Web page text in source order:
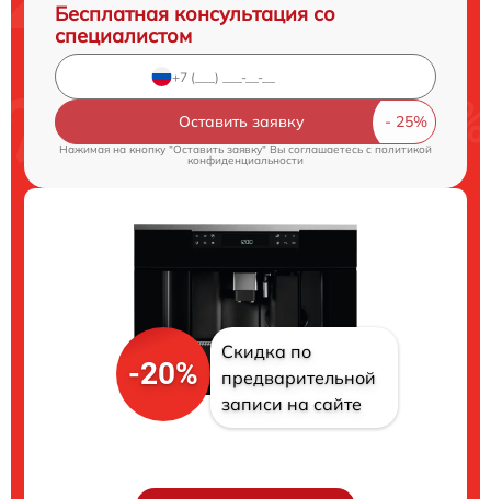
Бесплатная консультация со
специалистом
Оставить заявку
Нажимая на кнопку "Оставить заявку" Вы соглашаетесь cполитикой
конфиденциальности
-20%
Скидка по
предварительной
записи на сайте